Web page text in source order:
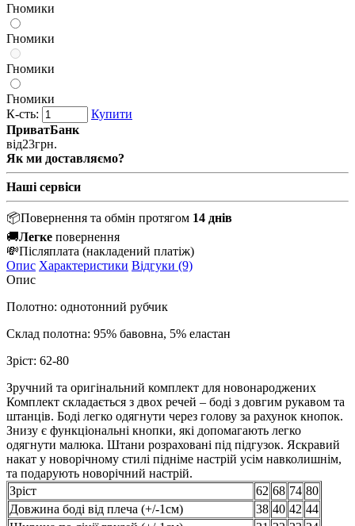
Гномики
Гномики
Гномики
Гномики
К-сть:
Купити
ПриватБанк
від23грн.
Як ми доставляємо?
Наші сервіси
📦Повернення та обмін протягом 14 днів
🚚Легке повернення
💸Післяплата (накладений платіж)
Опис Характеристики Відгуки (9)
Опис
Полотно: однотонний рубчик
Склад полотна: 95% бавовна, 5% еластан
Зріст: 62-80
Зручний та оригінальний комплект для новонароджених
Комплект складається з двох речей – боді з довгим рукавом та
штанців. Боді легко одягнути через голову за рахунок кнопок.
Знизу є функціональні кнопки, які допомагають легко
одягнути малюка. Штани розраховані під підгузок. Яскравий
накат у новорічному стилі підніме настрій усім навколишнім,
та подарують новорічний настрій.
Зріст
62 68 74 80
Довжина боді від плеча (+/-1см)
38 40 42 44